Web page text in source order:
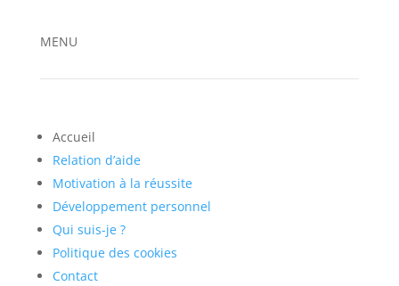
MENU
Accueil
Relation d’aide
Motivation à la réussite
Développement personnel
Qui suis-je ?
Politique des cookies
Contact